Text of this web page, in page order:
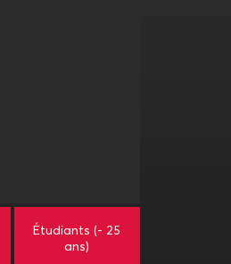
Étudiants (- 25
ans)